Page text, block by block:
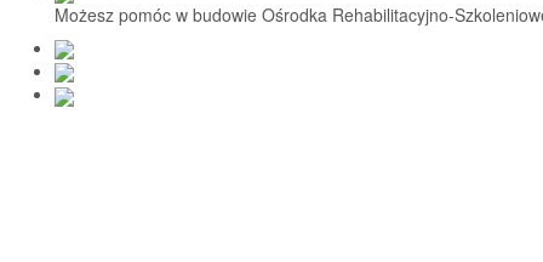
Nasi Beneficjenci
Ośrodek Reh-Szkol
Sprawozdania
Możesz pomóc w budowie Ośrodka Rehabilitacyjno-